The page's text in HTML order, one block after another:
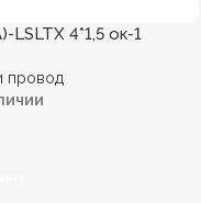
LSLTХ 4*1,5 ок-1
провод